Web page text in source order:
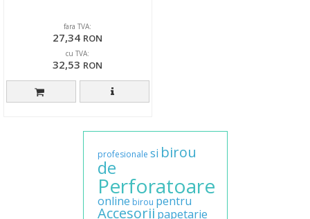
fara TVA:
27,34 RON
cu TVA:
32,53 RON
profesionale si birou
de
Perforatoare
online birou pentru
Accesorii papetarie